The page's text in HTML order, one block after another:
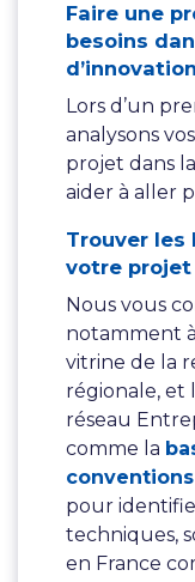
Faire une
besoins
d’innovation
Lors d’un
analysons
projet dans
aider à aller
Trouver les
votre projet
Nous vous
notamment
vitrine de la
régionale, et
réseau
comme la
pour
techniques,
en France